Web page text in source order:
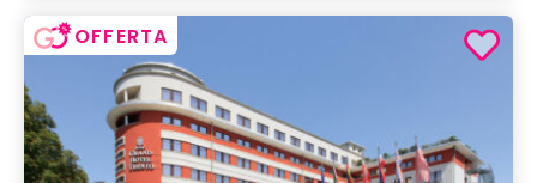
OFFERTA